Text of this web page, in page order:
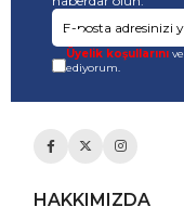
Üyelik koşullarınıve
ediyorum.
HAKKIMIZDA